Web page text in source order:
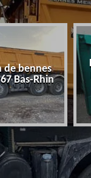
de bennes
Bas-Rhin